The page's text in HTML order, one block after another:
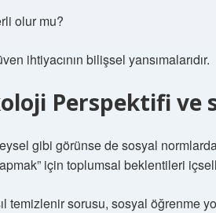
olur mu?
ihtiyacının bilişsel yansımalarıdır.
Perspektifi ve
gibi görünse de sosyal
için toplumsal beklentileri
temizlenir sorusu, sosyal öğrenme